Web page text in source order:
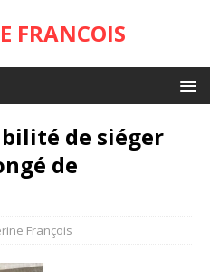
FRANCOIS
de siéger
de
François